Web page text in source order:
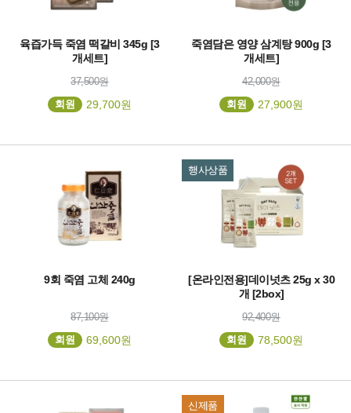
육즙가득 죽염 떡갈비 345g [3
개세트]
37,500원
회원
29,700원
죽염담은 영양 삼계탕 900g [3
개세트]
42,000원
회원
27,900원
9회 죽염 고체 240g
87,100원
회원
69,600원
행사상품
[온라인전용]데이넛츠 25g x 30
개 [2box]
92,400원
회원
78,500원
신제품